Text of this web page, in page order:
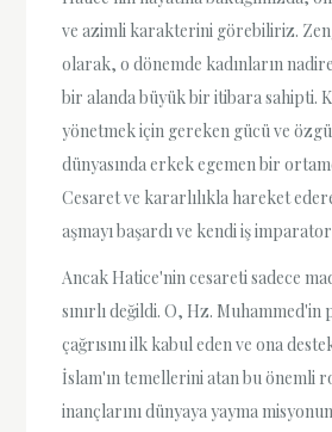
ve azimli karakterini görebiliriz.
olarak, o dönemde kadınların
bir alanda büyük bir itibara sahipti.
yönetmek için gereken gücü ve
dünyasında erkek egemen bir
Cesaret ve kararlılıkla hareket
aşmayı başardı ve kendi iş
Ancak Hatice'nin cesareti sadece
sınırlı değildi. O, Hz.
çağrısını ilk kabul eden ve ona
İslam'ın temellerini atan bu önemli
inançlarını dünyaya yayma